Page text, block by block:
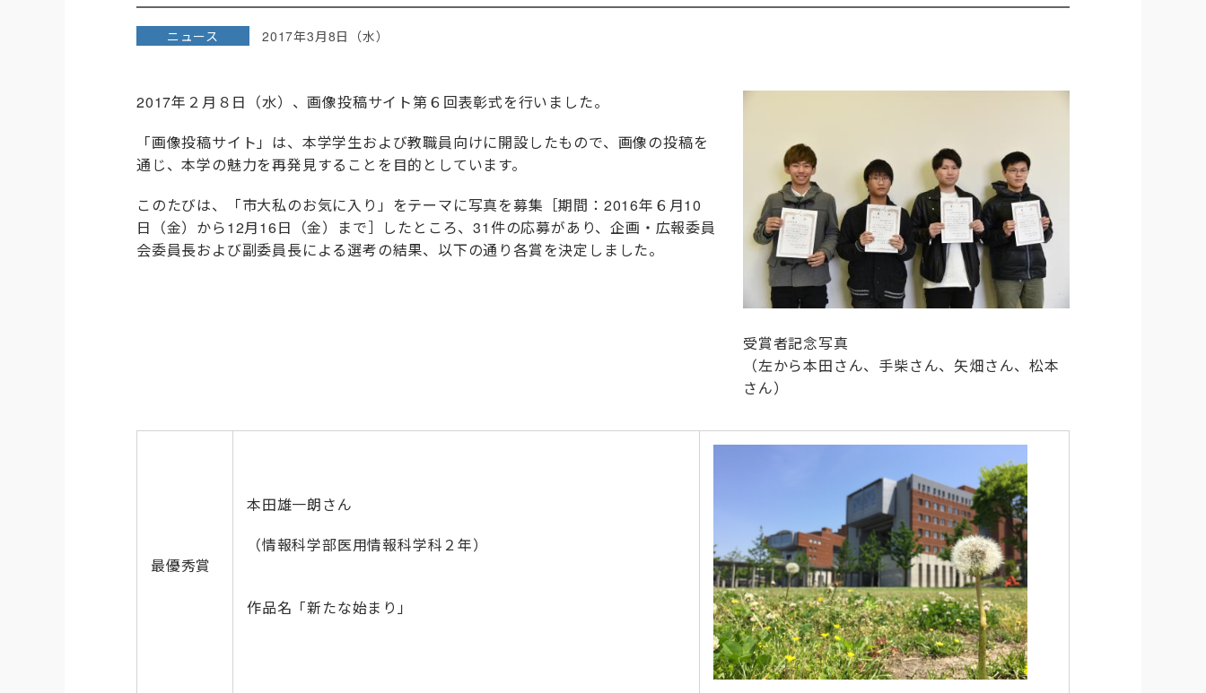
ニュース 2017年3月8日（水）
受賞者記念写真
（左から本田さん、手柴さん、矢畑さん、松本
さん）
2017年２月８日（水）、画像投稿サイト第６回表彰式を行いました。
「画像投稿サイト」は、本学学生および教職員向けに開設したもので、画像の投稿を
通じ、本学の魅力を再発見することを目的としています。
このたびは、「市大私のお気に入り」をテーマに写真を募集［期間：2016年６月10
日（金）から12月16日（金）まで］したところ、31件の応募があり、企画・広報委員
会委員長および副委員長による選考の結果、以下の通り各賞を決定しました。
最優秀賞
本田雄一朗さん
（情報科学部医用情報科学科２年）
作品名「新たな始まり」